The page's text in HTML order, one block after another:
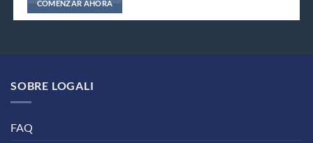
COMENZAR AHORA
Este
Las
se
pueden
SOBRE LOGALI
FAQ